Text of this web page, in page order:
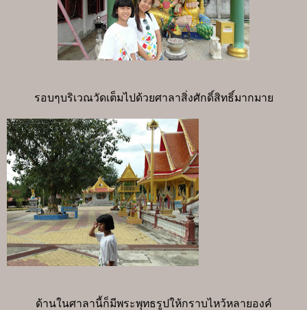
รอบๆบริเวณวัดเต็มไปด้วยศาลาสิ่งศักดิ์สิทธิ์มากมาย
ด้านในศาลานี้ก็มีพระพุทธรูปให้กราบไหว้หลายองค์